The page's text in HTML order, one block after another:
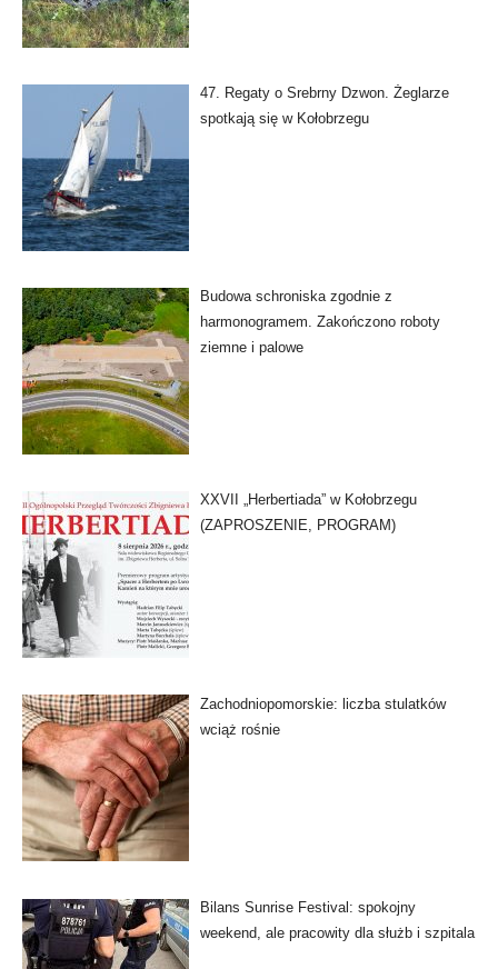
47. Regaty o Srebrny Dzwon. Żeglarze
spotkają się w Kołobrzegu
Budowa schroniska zgodnie z
harmonogramem. Zakończono roboty
ziemne i palowe
XXVII „Herbertiada” w Kołobrzegu
(ZAPROSZENIE, PROGRAM)
Zachodniopomorskie: liczba stulatków
wciąż rośnie
Bilans Sunrise Festival: spokojny
weekend, ale pracowity dla służb i szpitala